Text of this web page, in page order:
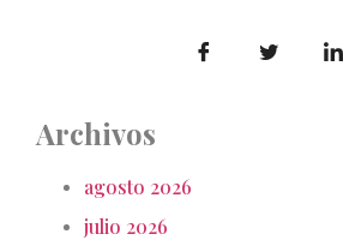
Archivos
agosto 2026
julio 2026